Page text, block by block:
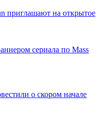
приглашают на открытое
сериала по Mass
о скором начале